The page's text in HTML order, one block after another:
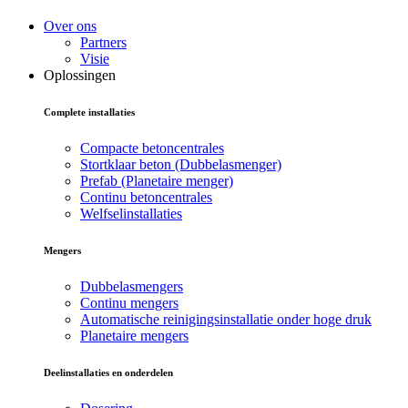
Over ons
Partners
Visie
Oplossingen
Complete installaties
Compacte betoncentrales
Stortklaar beton (Dubbelasmenger)
Prefab (Planetaire menger)
Continu betoncentrales
Welfselinstallaties
Mengers
Dubbelasmengers
Continu mengers
Automatische reinigingsinstallatie onder hoge druk
Planetaire mengers
Deelinstallaties en onderdelen